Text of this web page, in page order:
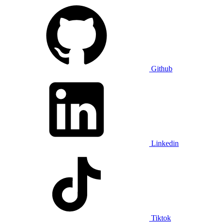
Github
Linkedin
Tiktok